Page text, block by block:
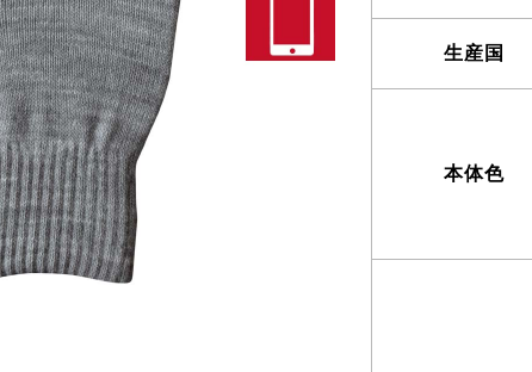
生産国
本体色